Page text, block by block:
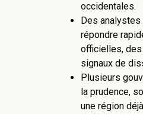
occidentales.
Des
répondre
officielles,
signaux de
Plusieurs
la prudence,
une région